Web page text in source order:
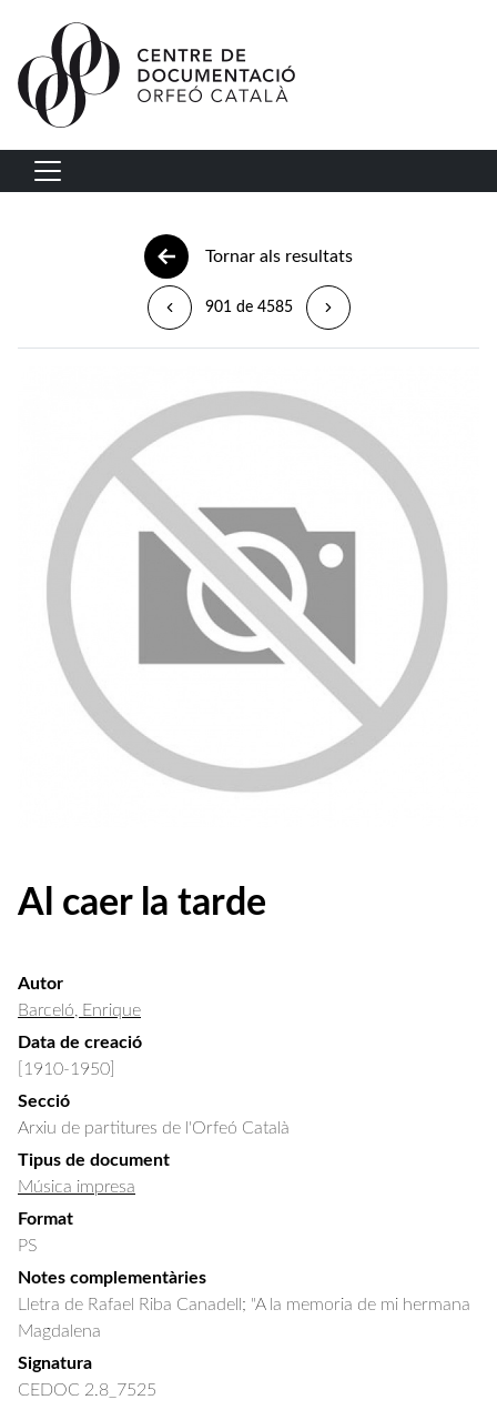
Vés al contingut
Navegació principal
Tornar als resultats
901 de 4585
Al caer la tarde
Autor
Barceló, Enrique
Data de creació
[1910-1950]
Secció
Arxiu de partitures de l'Orfeó Català
Tipus de document
Música impresa
Format
PS
Notes complementàries
Lletra de Rafael Riba Canadell; "A la memoria de mi hermana
Magdalena
Signatura
CEDOC 2.8_7525